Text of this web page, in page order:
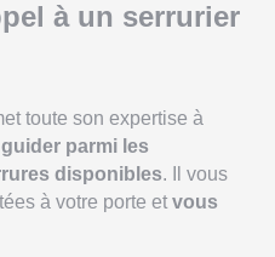
à un serrurier
toute son expertise à
parmi les
disponibles. Il vous
à votre porte et vous